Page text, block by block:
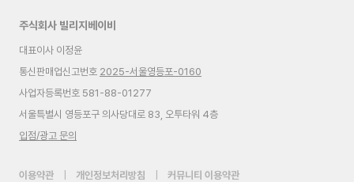
주식회사 빌리지베이비
대표이사 이정윤
통신판매업신고번호 2025-서울영등포-0160
사업자등록번호 581-88-01277
서울특별시 영등포구 의사당대로 83, 오투타워 4층
입점/광고 문의
이용약관 개인정보처리방침 커뮤니티 이용약관